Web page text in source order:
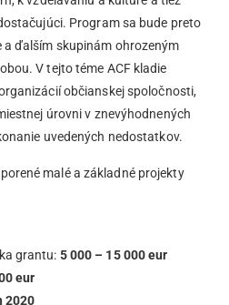
Program sa bude preto
a ďalším skupinám ohrozeným
V tejto téme ACF kladie
občianskej spoločnosti,
úrovni v znevýhodnených
uvedených nedostatkov.
malé a základné projekty
grantu: 5 000 – 15 000 eur
eur
2020